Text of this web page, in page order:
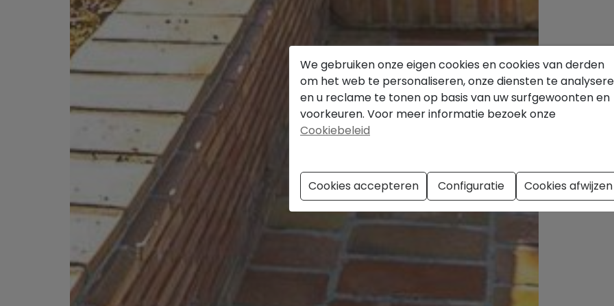
We gebruiken onze eigen cookies en cookies van derden
om het web te personaliseren, onze diensten te
en u reclame te tonen op basis van uw surfgewoonten en
voorkeuren. Voor meer informatie bezoek onze
Cookiebeleid
Cookies accepteren Configuratie Cookies afwijzen